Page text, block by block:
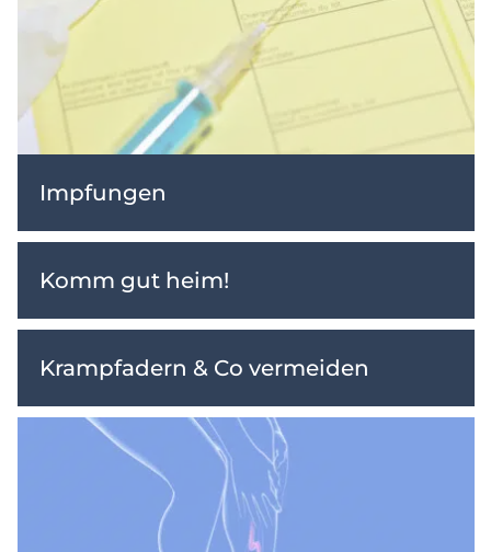
Impfungen
Komm gut heim!
Krampfadern & Co vermeiden